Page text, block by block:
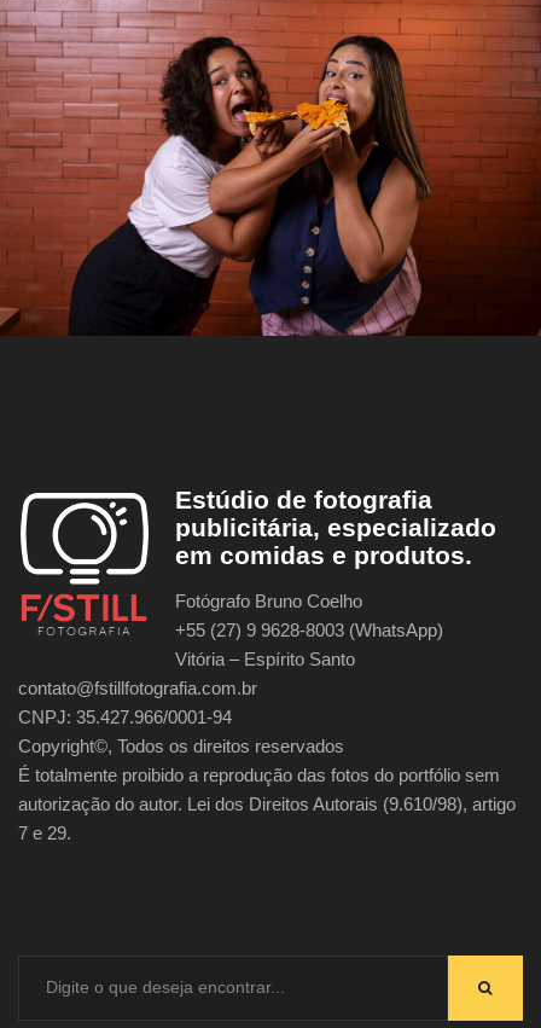
Estúdio de fotografia
publicitária, especializado
em comidas e produtos.
Fotógrafo Bruno Coelho
+55 (27) 9 9628-8003 (WhatsApp)
Vitória – Espírito Santo
contato@fstillfotografia.com.br
CNPJ: 35.427.966/0001-94
Copyright©, Todos os direitos reservados
É totalmente proibido a reprodução das fotos do portfólio sem
autorização do autor. Lei dos Direitos Autorais (9.610/98), artigo
7 e 29.